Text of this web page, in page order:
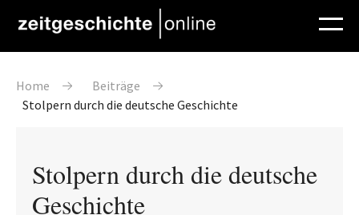
Pfadnavigation
Home
Beiträge
Stolpern durch die deutsche Geschichte
Stolpern durch die deutsche
Geschichte